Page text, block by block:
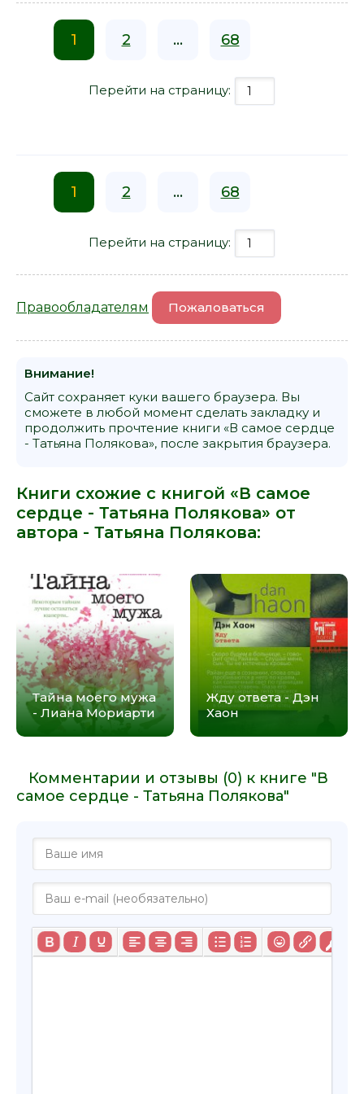
1 2 ... 68
Перейти на страницу:
1 2 ... 68
Перейти на страницу:
Правообладателям Пожаловаться
Внимание!
Сайт сохраняет куки вашего браузера. Вы
сможете в любой момент сделать закладку и
продолжить прочтение книги «В самое сердце
- Татьяна Полякова», после закрытия браузера.
Книги схожие с книгой «В самое
сердце - Татьяна Полякова» от
автора - Татьяна Полякова:
Тайна моего мужа
- Лиана Мориарти
Жду ответа - Дэн
Хаон
Комментарии и отзывы (0) к книге "В
самое сердце - Татьяна Полякова"